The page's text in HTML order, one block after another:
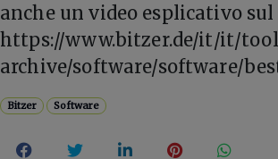
anche un video esplicativo sul
https://www.bitzer.de/it/it/
archive/software/software/
Bitzer Software